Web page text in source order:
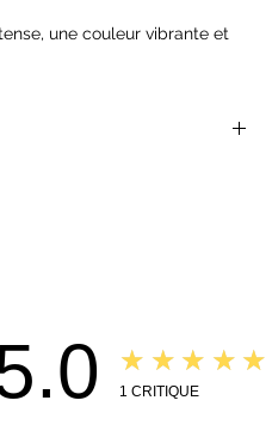
une couleur vibrante et
très vite abimés par ces
★★★★★
1 CRITIQUE